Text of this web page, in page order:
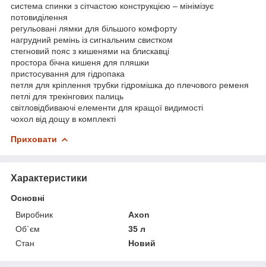
система спинки з сітчастою конструкцією – мінімізує
потовиділення
регульовані лямки для більшого комфорту
нагрудний ремінь із сигнальним свистком
стегновий пояс з кишенями на блискавці
простора бічна кишеня для пляшки
пристосування для гідропака
петля для кріплення трубки гідромішка до плечового ременя
петлі для трекінгових палиць
світловідбиваючі елементи для кращої видимості
чохол від дощу в комплекті
Приховати
Характеристики
Основні
Виробник
Axon
Об`єм
35 л
Стан
Новий